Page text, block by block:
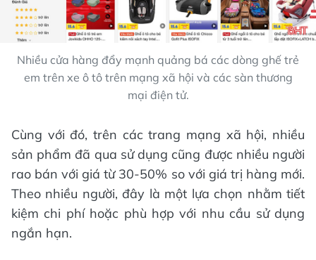
Nhiều cửa hàng đẩy mạnh quảng bá các dòng ghế trẻ
em trên xe ô tô trên mạng xã hội và các sàn thương
mại điện tử.
Cùng với đó, trên các trang mạng xã hội, nhiều
sản phẩm đã qua sử dụng cũng được nhiều người
rao bán với giá từ 30-50% so với giá trị hàng mới.
Theo nhiều người, đây là một lựa chọn nhằm tiết
kiệm chi phí hoặc phù hợp với nhu cầu sử dụng
ngắn hạn.